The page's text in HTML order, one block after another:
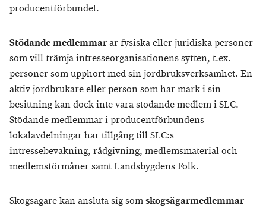
producentförbundet.
Stödande medlemmarär fysiska eller juridiska personer
som vill främja intresseorganisationens syften, t.ex.
personer som upphört med sin jordbruksverksamhet. En
aktiv jordbrukare eller person som har mark i sin
besittning kan dock inte vara stödande medlem i SLC.
Stödande medlemmar i producentförbundens
lokalavdelningar har tillgång till SLC:s
intressebevakning, rådgivning, medlemsmaterial och
medlemsförmåner samt Landsbygdens Folk.
Skogsägare kan ansluta sig somskogsägarmedlemmar